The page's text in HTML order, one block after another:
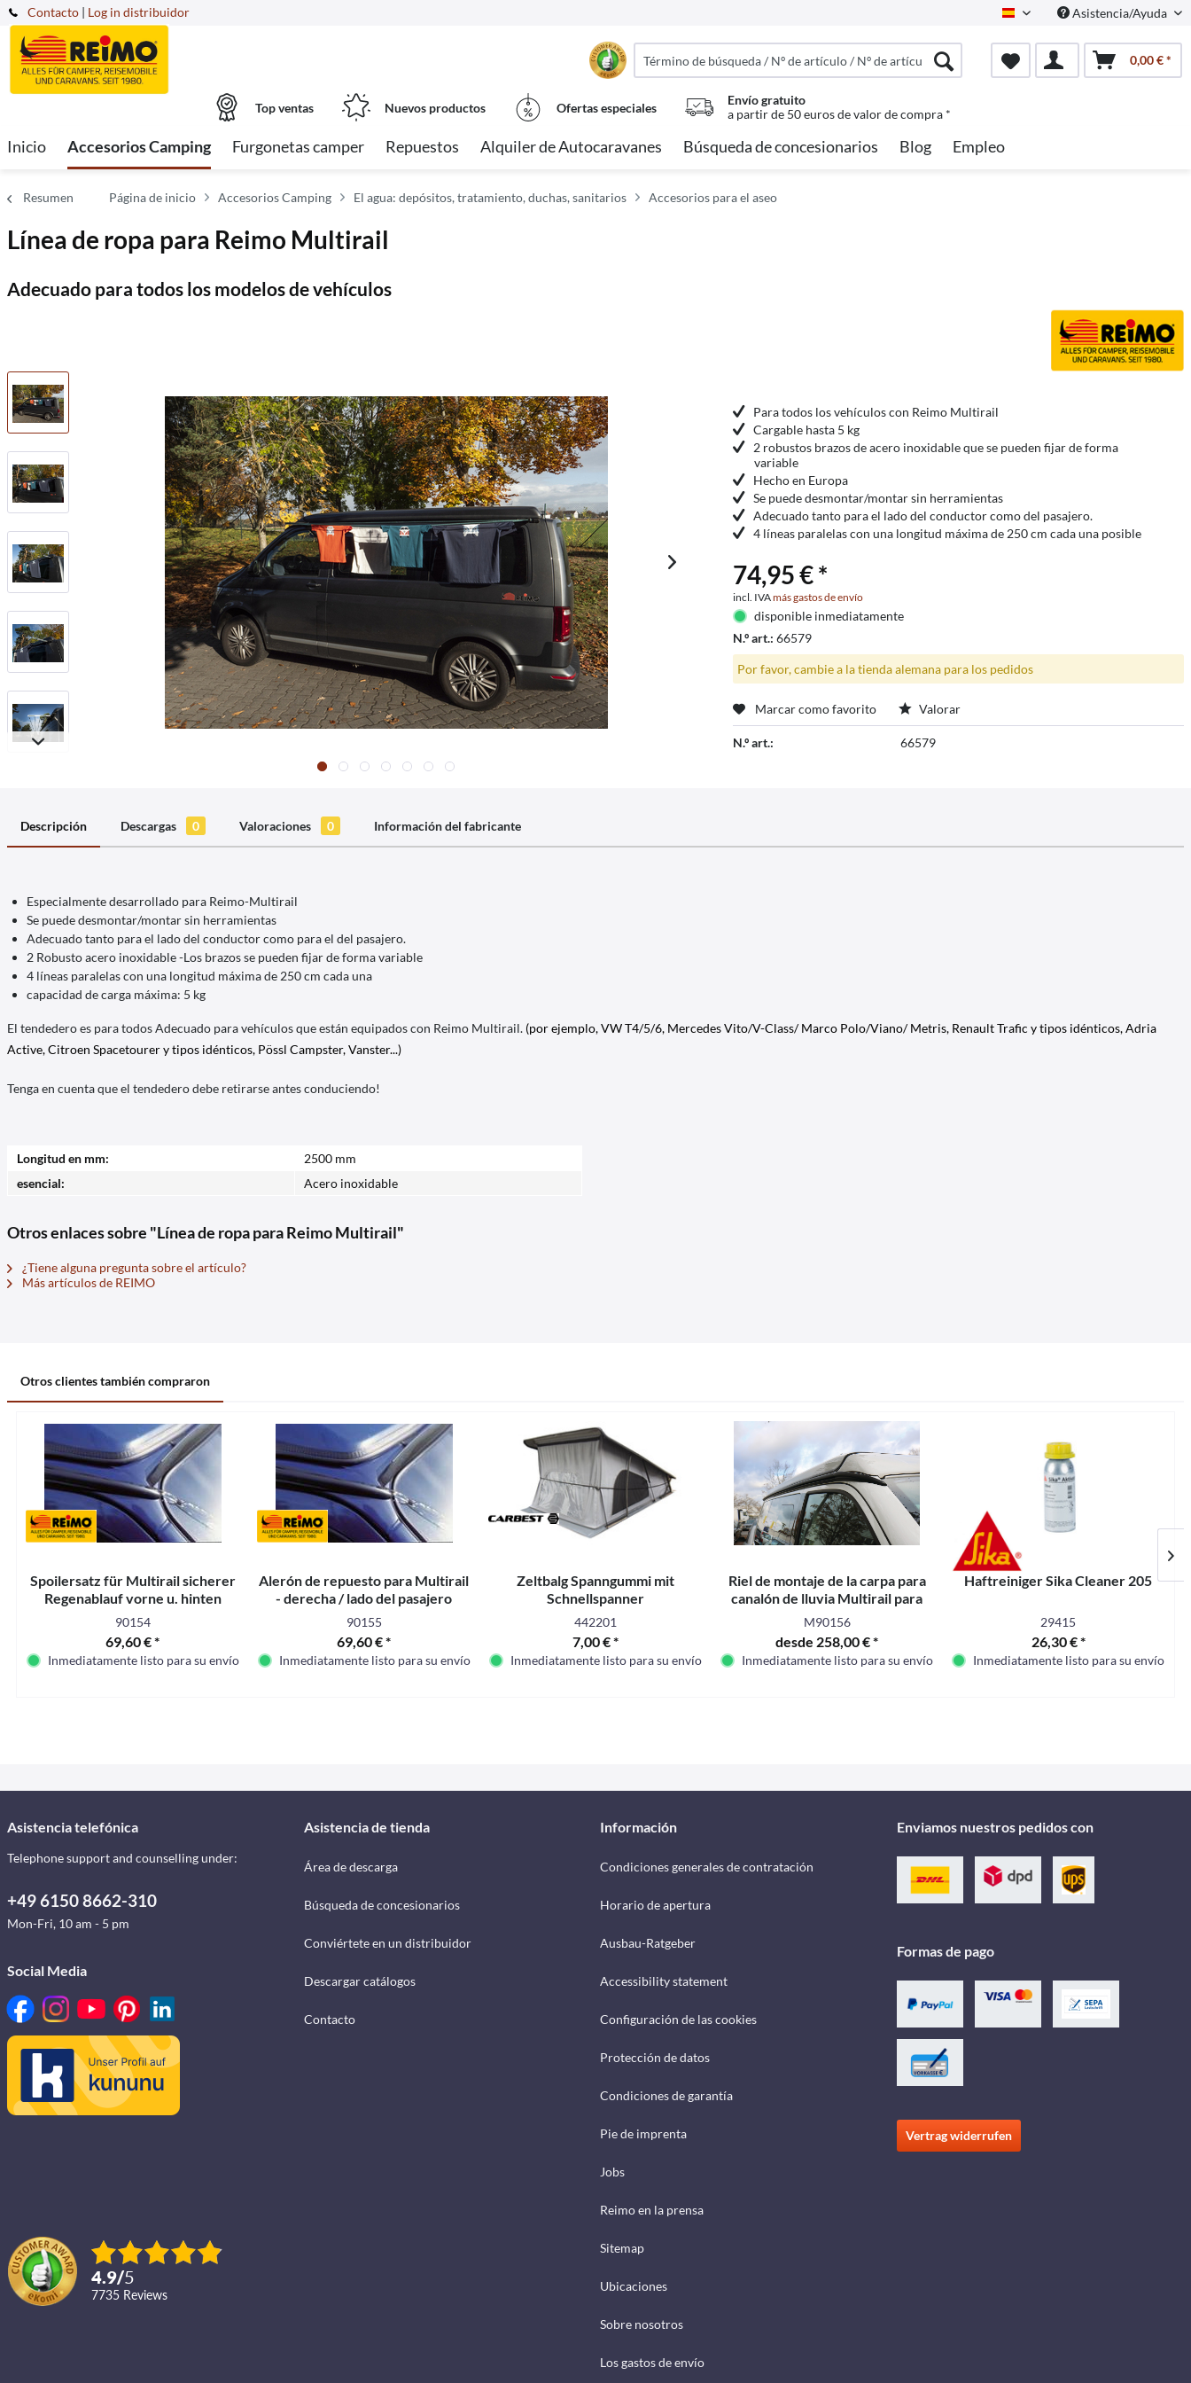
Contacto Spanisch Asistencia/Ayuda
| Log in distribuidor
0,00 € *
Top ventas Nuevos productos Ofertas especiales
Envío gratuito
a partir de 50 euros de valor de compra *
Inicio Accesorios Camping Furgonetas camper Repuestos Alquiler de Autocaravanes Búsqueda de concesionarios Blog Empleo
Resumen Página de inicio Accesorios Camping El agua: depósitos, tratamiento, duchas, sanitarios Accesorios para el aseo
Línea de ropa para Reimo Multirail
Adecuado para todos los modelos de vehículos
Para todos los vehículos con Reimo Multirail
Cargable hasta 5 kg
2 robustos brazos de acero inoxidable que se pueden fijar de forma
variable
Hecho en Europa
Se puede desmontar/montar sin herramientas
Adecuado tanto para el lado del conductor como del pasajero.
4 líneas paralelas con una longitud máxima de 250 cm cada una posible
74,95 € *
incl. IVAmás gastos de envío
disponible inmediatamente
N.º art.: 66579
Por favor, cambie a la tienda alemana para los pedidos
Marcar como favorito Valorar
N.º art.: 66579
Descripción Descargas 0 Valoraciones 0 Información del fabricante
Especialmente desarrollado para Reimo-Multirail
Se puede desmontar/montar sin herramientas
Adecuado tanto para el lado del conductor como para el del pasajero.
2 Robusto acero inoxidable -Los brazos se pueden fijar de forma variable
4 líneas paralelas con una longitud máxima de 250 cm cada una
capacidad de carga máxima: 5 kg
El tendedero es para todos Adecuado para vehículos que están equipados con Reimo Multirail. (por ejemplo, VW T4/5/6, Mercedes Vito/V-Class/ Marco Polo/Viano/ Metris, Renault Trafic y tipos idénticos, Adria
Active, Citroen Spacetourer y tipos idénticos, Pössl Campster, Vanster...)
Tenga en cuenta que el tendedero debe retirarse antes conduciendo!
Longitud en mm:
2500 mm
esencial:
Acero inoxidable
Otros enlaces sobre "Línea de ropa para Reimo Multirail"
¿Tiene alguna pregunta sobre el artículo?
Más artículos de REIMO
Otros clientes también compraron
Spoilersatz für Multirail sicherer
Regenablauf vorne u. hinten
90154
69,60 € *
Inmediatamente listo para su envío
Alerón de repuesto para Multirail
- derecha / lado del pasajero
90155
69,60 € *
Inmediatamente listo para su envío
Zeltbalg Spanngummi mit
Schnellspanner
442201
7,00 € *
Inmediatamente listo para su envío
Riel de montaje de la carpa para
canalón de lluvia Multirail para
VW T4/T5/T6 -
M90156
desde 258,00 € *
Inmediatamente listo para su envío
Haftreiniger Sika Cleaner 205
29415
26,30 € *
Inmediatamente listo para su envío
Asistencia telefónica
Telephone support and counselling under:
+49 6150 8662-310
Mon-Fri, 10 am - 5 pm
Social Media
4.9/5
7735 reviews
Asistencia de tienda
Área de descarga
Búsqueda de concesionarios
Conviértete en un distribuidor
Descargar catálogos
Contacto
Información
Condiciones generales de contratación
Horario de apertura
Ausbau-Ratgeber
Accessibility statement
Configuración de las cookies
Protección de datos
Condiciones de garantía
Pie de imprenta
Jobs
Reimo en la prensa
Sitemap
Ubicaciones
Sobre nosotros
Los gastos de envío
Enviamos nuestros pedidos con
Formas de pago
Vertrag widerrufen